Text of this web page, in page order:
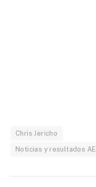
Chris Jericho
Noticias y resultados